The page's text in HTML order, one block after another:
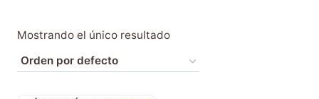
Mostrando el único resultado